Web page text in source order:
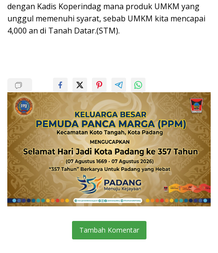
dengan Kadis Koperindag mana produk UMKM yang
unggul memenuhi syarat, sebab UMKM kita mencapai
4,000 an di Tanah Datar.(STM).
Tambah Komentar